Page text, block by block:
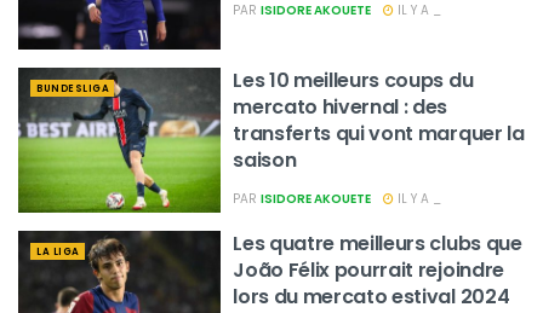
PAR ISIDORE AKOUETE IL Y A _
BUNDESLIGA
Les 10 meilleurs coups du
mercato hivernal : des
transferts qui vont marquer la
saison
PAR ISIDORE AKOUETE IL Y A _
LA LIGA
Les quatre meilleurs clubs que
João Félix pourrait rejoindre
lors du mercato estival 2024